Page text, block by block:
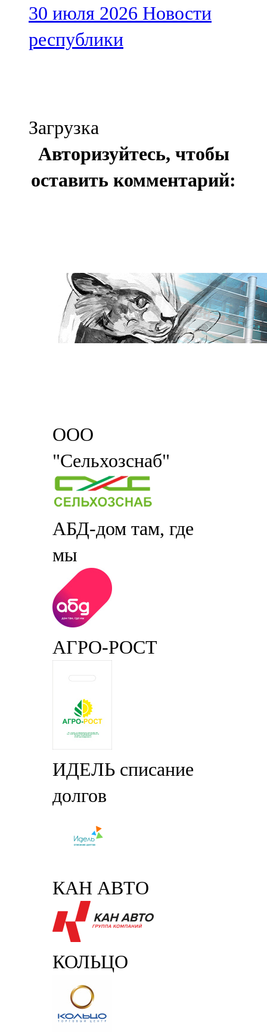
30 июля 2026 Новости
республики
Загрузка
Авторизуйтесь, чтобы
оставить комментарий:
ООО
"Сельхозснаб"
АБД-дом там, где
мы
АГРО-РОСТ
ИДЕЛЬ списание
долгов
КАН АВТО
КОЛЬЦО